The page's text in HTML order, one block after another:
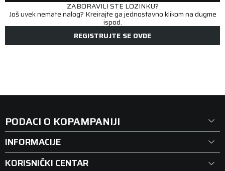
ZABORAVILI STE LOZINKU?
Još uvek nemate nalog? Kreirajte ga jednostavno klikom na dugme
ispod.
REGISTRUJTE SE OVDE
PODACI O KOPAMPANIJI
INFORMACIJE
KORISNIČKI CENTAR